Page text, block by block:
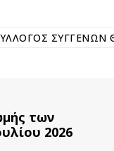
των
2026